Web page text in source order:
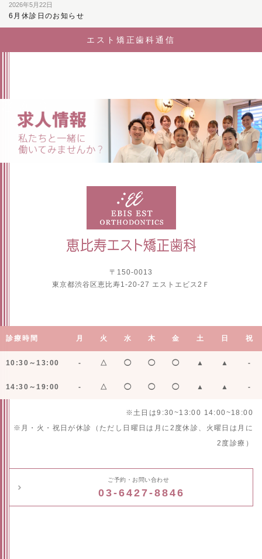
2026年5月22日
6月休診日のお知らせ
エスト矯正歯科通信
〒150-0013
東京都渋谷区恵比寿1-20-27 エストエビス2Ｆ
診療時間 月 火 水 木 金 土 日 祝
10:30～13:00 - △ ◯ ◯ ◯ ▲ ▲ -
14:30～19:00 - △ ◯ ◯ ◯ ▲ ▲ -
※土日は9:30~13:00 14:00~18:00
※月・火・祝日が休診（ただし日曜日は月に2度休診、火曜日は月に
2度診療）
ご予約・お問い合わせ
03-6427-8846